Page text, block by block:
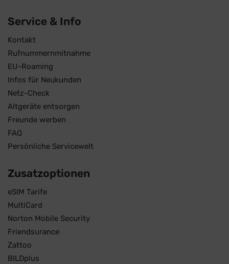
Service & Info
Kontakt
Rufnummernmitnahme
EU-Roaming
Infos für Neukunden
Netz-Check
Altgeräte entsorgen
Freunde werben
FAQ
Persönliche Servicewelt
Zusatzoptionen
eSIM Tarife
MultiCard
Norton Mobile Security
Friendsurance
Zattoo
BILDplus